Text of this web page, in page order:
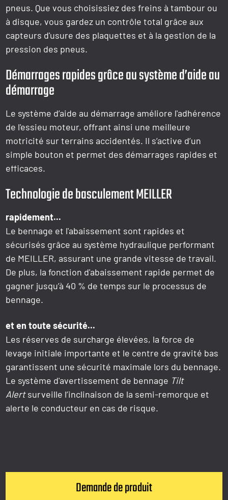
pneus. Que vous choisissiez des freins à tambour ou
à disque, vous gardez un contrôle total grâce aux
capteurs d'usure des plaquettes et à la gestion de la
pression des pneus.
Démarrages rapides grâce au système d’aide au
démarrage
Le système d’aide au démarrage améliore l'adhérence
de l'essieu moteur, offrant ainsi une meilleure
motricité sur terrains accidentés. Il s’active d’un
simple bouton et permet des démarrages rapides et
efficaces.
Technologie de basculement MEILLER
rapidement...
Le bennage et l'abaissement sont rapides et
sécurisés grâce au système hydraulique performant
de MEILLER, assurant une grande vitesse de travail.
De plus, la fonction d'abaissement rapide permet de
gagner jusqu’à 40 % de temps sur le processus de
bennage.
et en toute sécurité...
Les réserves de surcharge élevées, la force de
levage initiale importante et le centre de gravité bas
garantissent une sécurité maximale lors du bennage.
Le système d'avertissement de bennage Tilt
Alertsurveille l’inclinaison de la semi-remorque et
alerte le conducteur en cas de risque.
Demande de produit